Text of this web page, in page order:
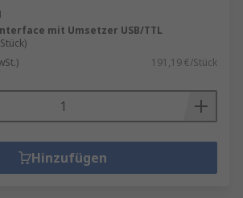
mit Umsetzer USB/TTL
191,19 €/Stück
Hinzufügen